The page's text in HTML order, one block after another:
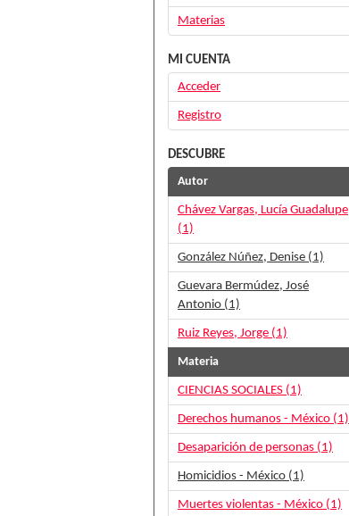
Materias
MI CUENTA
Acceder
Registro
DESCUBRE
Autor
Chávez Vargas, Lucía Guadalupe
(1)
González Núñez, Denise (1)
Guevara Bermúdez, José
Antonio (1)
Ruiz Reyes, Jorge (1)
Materia
CIENCIAS SOCIALES (1)
Derechos humanos - México (1)
Desaparición de personas (1)
Homicidios - México (1)
Muertes violentas - México (1)